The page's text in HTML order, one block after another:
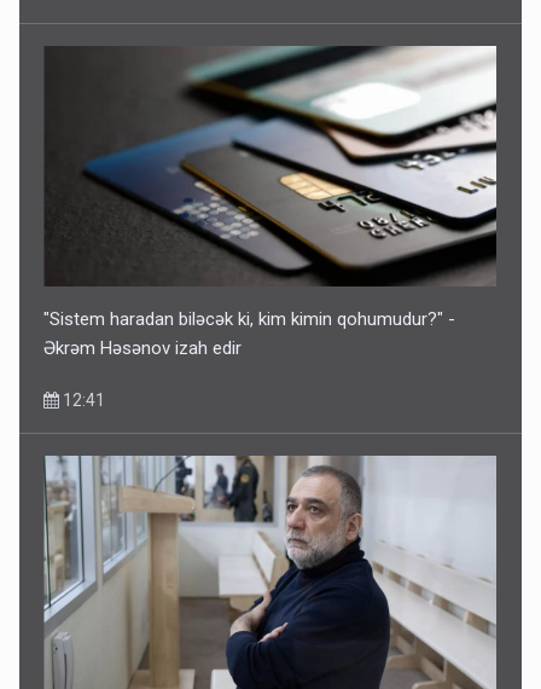
"Sistem haradan biləcək ki, kim kimin qohumudur?" -
Əkrəm Həsənov izah edir
12:41